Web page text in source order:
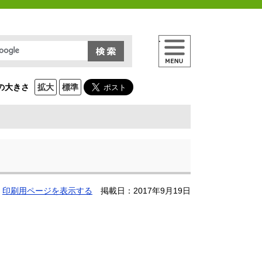
大きさ 拡大 標準
メニュー
印刷用ページを表示する 掲載日：2017年9月19日